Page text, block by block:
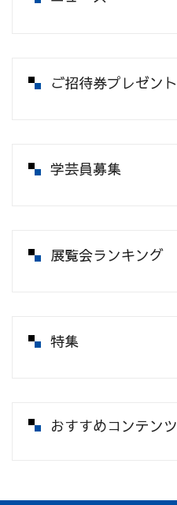
ご招待券プレゼント
学芸員募集
展覧会ランキング
特集
おすすめコンテンツ